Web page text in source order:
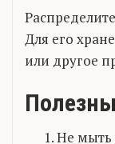
Для его
или другое
Не мыть